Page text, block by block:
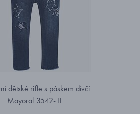
dětské rifle s páskem dívčí
Mayoral 3542-11